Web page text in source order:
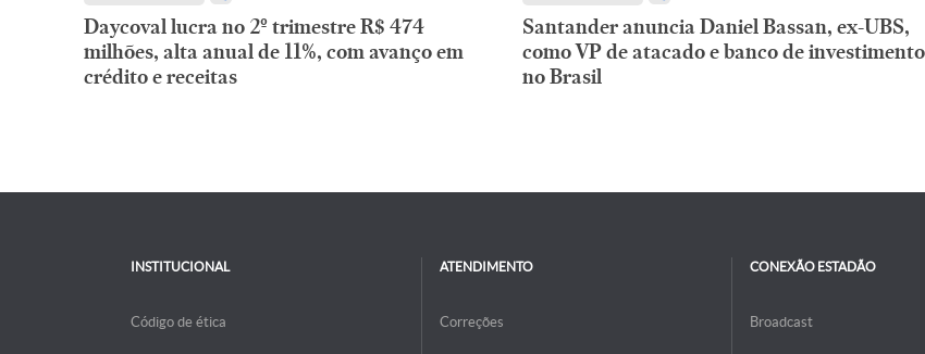
Daycoval lucra no 2º trimestre R$ 474
milhões, alta anual de 11%, com avanço em
crédito e receitas
Santander anuncia Daniel Bassan, ex-UBS,
como VP de atacado e banco de investimento
no Brasil
INSTITUCIONAL
Código de ética
ATENDIMENTO
Correções
CONEXÃO ESTADÃO
Broadcast